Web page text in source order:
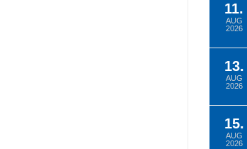
11.
AUG
2026
13.
AUG
2026
15.
AUG
2026